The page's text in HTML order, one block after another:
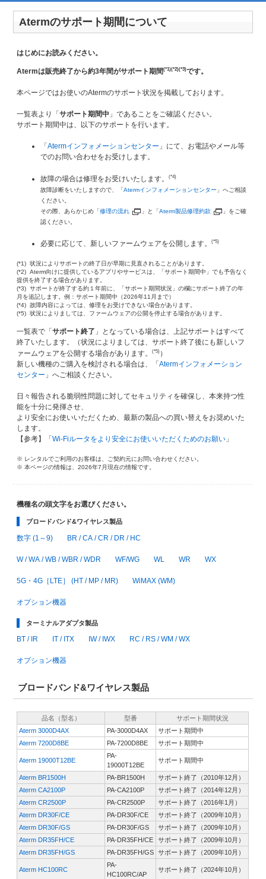
Atermのサポート期間について
はじめにお読みください。
Atermは販売終了から約3年間がサポート期間(*1)(*2)(*3)です。
本ページではお使いのAtermのサポート状況を掲載しております。
一覧表より「サポート期間中 」であることをご確認ください。
サポート期間中は、以下のサポートを行います。
「Atermインフォメーションセンター 」にて、お電話やメール等
でのお問い合わせをお受けします。
故障の場合は修理をお受けいたします。(*4)
故障診断をいたしますので、「Atermインフォメーションセンター 」へご相談
ください。
その際、あらかじめ「修理の流れ 」と「Aterm製品修理約款
」をご確
認ください。
必要に応じて、新しいファームウェアを公開します。(*5)
(*1) 状況によりサポートの終了日が早期に見直されることがあります。
(*2) Aterm向けに提供しているアプリやサービスは、「サポート期間中」でも予告なく
提供を終了する場合があります。
(*3) サポートが終了する約１年前に、「サポート期間状況」の欄にサポート終了の年
月を追記します。例：サポート期間中（2026年11月まで）
(*4) 故障内容によっては、修理をお受けできない場合があります。
(*5) 状況によりましては、ファームウェアの公開を停止する場合があります。
一覧表で「サポート終了 」となっている場合は、上記サポートはすべて
終了いたします。（状況によりましては、サポート終了後にも新しいフ
ァームウェアを公開する場合があります。(*5) ）
新しい機種のご購入を検討される場合は、「Atermインフォメーション
センター 」へご相談ください。
日々報告される脆弱性問題に対してセキュリティを確保し、本来持つ性
能を十分に発揮させ、
より安全にお使いいただくため、最新の製品への買い替えをお奨めいた
します。
【参考】「Wi-Fiルータをより安全にお使いいただくためのお願い 」
※ レンタルでご利用のお客様は、ご契約元にお問い合わせください。
※ 本ページの情報は、2026年7月現在の情報です。
機種名の頭文字をお選びください。
ブロードバンド&ワイヤレス製品
数字 (1～9) BR / CA / CR / DR / HC
W / WA / WB / WBR / WDR WF/WG WL WR WX
5G・4G［LTE］ (HT / MP / MR) WiMAX (WM)
オプション機器
ターミナルアダプタ製品
BT / IR IT / ITX IW / IWX RC / RS / WM / WX
オプション機器
ブロードバンド&ワイヤレス製品
品名（型名） 型番
サポート期間状況
Aterm 3000D4AX
PA-3000D4AX
サポート期間中
Aterm 7200D8BE
PA-7200D8BE サポート期間中
Aterm 19000T12BE
PA-
19000T12BE
サポート期間中
Aterm BR1500H PA-BR1500H
サポート終了（2010年12月）
Aterm CA2100P
PA-CA2100P
サポート終了（2014年12月）
Aterm CR2500P
PA-CR2500P
サポート終了（2016年1月）
Aterm DR30F/CE
PA-DR30F/CE
サポート終了（2009年10月）
Aterm DR30F/GS
PA-DR30F/GS
サポート終了（2009年10月）
Aterm DR35FH/CE
PA-DR35FH/CE
サポート終了（2009年10月）
Aterm DR35FH/GS
PA-DR35FH/GS サポート終了（2009年10月）
Aterm HC100RC
PA-
HC100RC/AP
サポート終了（2024年10月）